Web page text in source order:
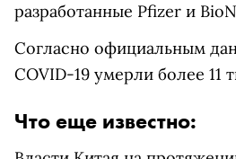
разработанные Pfizer и
Согласно официальным
COVID-19 умерли более 11
Что еще известно: